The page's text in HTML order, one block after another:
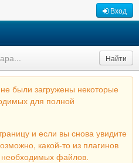
Вход
были загружены некоторые
для полной
и если вы снова увидите
какой-то из плагинов
необходимых файлов.